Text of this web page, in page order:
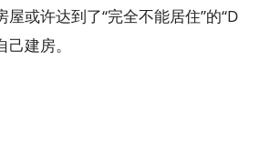
或许达到了“完全不能居住”的“D
建房。